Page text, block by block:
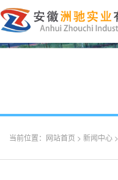
当前位置： 网站首页 > 新闻中心 >